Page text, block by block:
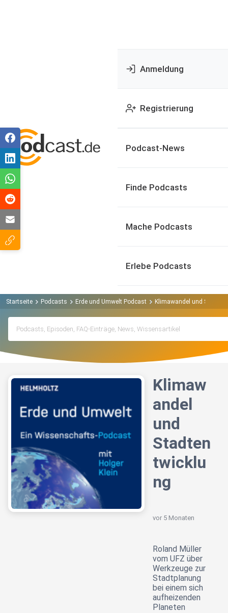
Anmeldung
Registrierung
Podcast-News
Finde Podcasts
Mache Podcasts
Erlebe Podcasts
Startseite Podcasts Erde und Umwelt Podcast Klimawandel und
Klimaw
andel
und
Stadten
twicklu
ng
vor 5 Monaten
Roland Müller
vom UFZ über
Werkzeuge zur
Stadtplanung
bei einem sich
aufheizenden
Planeten